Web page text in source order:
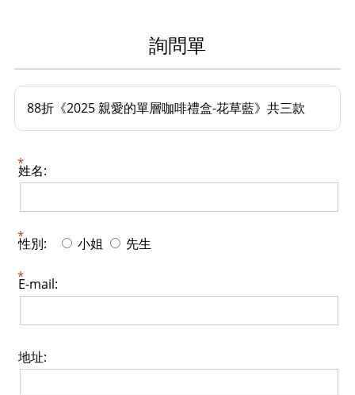
詢問單
88折《2025 親愛的單層咖啡禮盒-花草藍》共三款
姓名:
性別: 小姐 先生
E-mail:
地址: